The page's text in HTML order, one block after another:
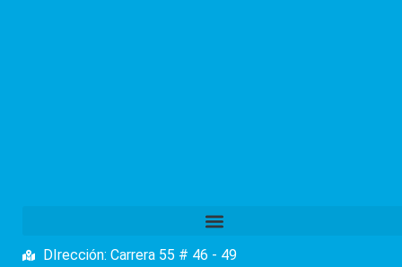
DIrección: Carrera 55 # 46 - 49